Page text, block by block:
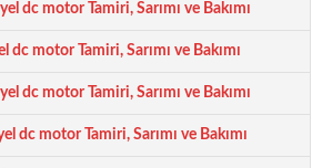
dc motor Tamiri, Sarımı ve Bakımı
dc motor Tamiri, Sarımı ve Bakımı
dc motor Tamiri, Sarımı ve Bakımı
dc motor Tamiri, Sarımı ve Bakımı